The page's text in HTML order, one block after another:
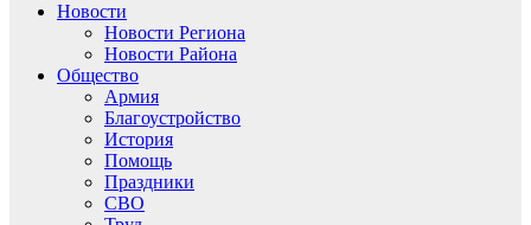
Новости
Новости Региона
Новости Района
Общество
Армия
Благоустройство
История
Помощь
Праздники
СВО